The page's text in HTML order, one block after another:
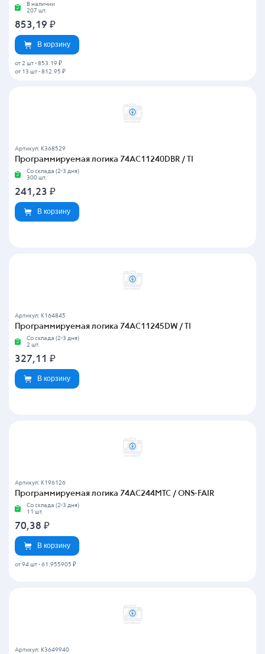
В наличии
207 шт.
853,19 ₽
В корзину
от 2 шт - 853.19 ₽
от 13 шт - 812.95 ₽
Артикул: K368529
Программируемая логика 74AC11240DBR / TI
Со склада (2-3 дня)
300 шт.
241,23 ₽
В корзину
Артикул: K164845
Программируемая логика 74AC11245DW / TI
Со склада (2-3 дня)
2 шт.
327,11 ₽
В корзину
Артикул: K196126
Программируемая логика 74AC244MTC / ONS-FAIR
Со склада (2-3 дня)
11 шт.
70,38 ₽
В корзину
от 94 шт - 61.955905 ₽
Артикул: K3649940